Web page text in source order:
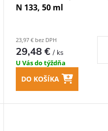
N 133, 50 ml
23,97 € bez DPH
29,48 €/ ks
U Vás do týždňa
DO KOŠÍKA